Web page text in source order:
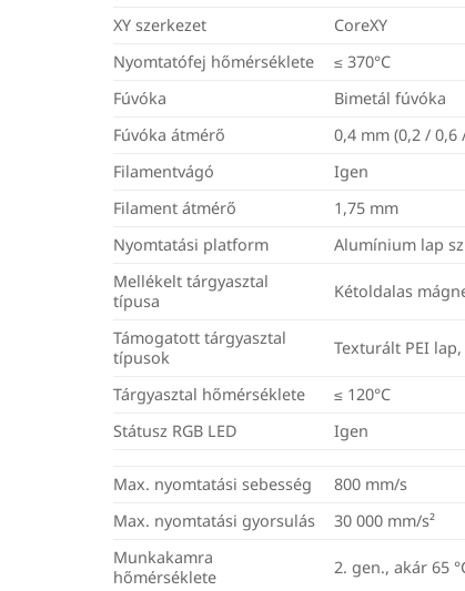
XY szerkezet
CoreXY
Nyomtatófej hőmérséklete
≤ 370°C
Fúvóka
Bimetál fúvóka
Fúvóka átmérő
0,4 mm (0,2 /
Filamentvágó
Igen
Filament átmérő
1,75 mm
Nyomtatási platform
Alumínium lap
Mellékelt tárgyasztal
típusa
Kétoldalas
Támogatott tárgyasztal
típusok
Texturált PEI
Tárgyasztal hőmérséklete
≤ 120°C
Státusz RGB LED
Igen
Max. nyomtatási sebesség
800 mm/s
Max. nyomtatási gyorsulás
30 000 mm/s²
Munkakamra
hőmérséklete
2. gen., akár 65